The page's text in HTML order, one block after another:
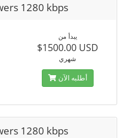
1280 kbps
يبدأ من
$1500.00 USD
شهري
أطلبه الآن
1280 kbps